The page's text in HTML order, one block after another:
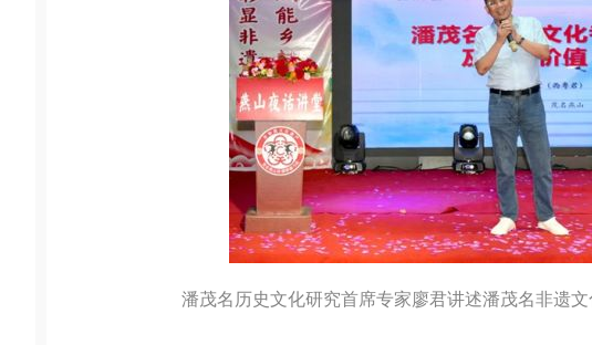
潘茂名历史文化研究首席专家廖君讲述潘茂名非遗